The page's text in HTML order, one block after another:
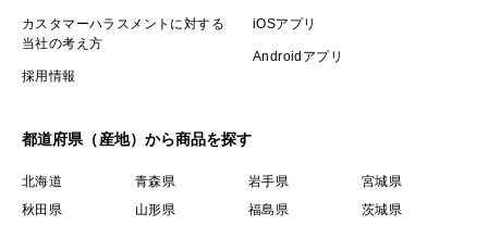
カスタマーハラスメントに対する
当社の考え方
採用情報
iOSアプリ
Androidアプリ
都道府県（産地）から商品を探す
北海道 青森県 岩手県
宮城県
秋田県
山形県 福島県
茨城県